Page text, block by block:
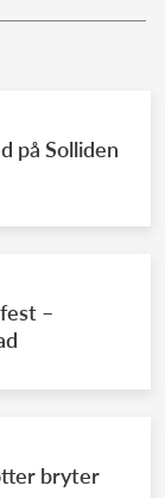
på Solliden
–
bryter